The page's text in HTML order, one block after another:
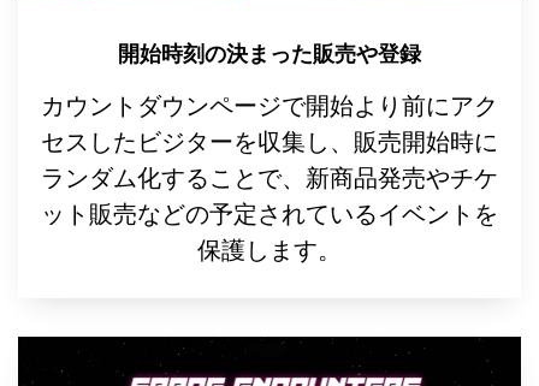
開始時刻の決まった販売や登録
カウントダウンページで開始より前にアク
セスしたビジターを収集し、販売開始時に
ランダム化することで、新商品発売やチケ
ット販売などの予定されているイベントを
保護します。